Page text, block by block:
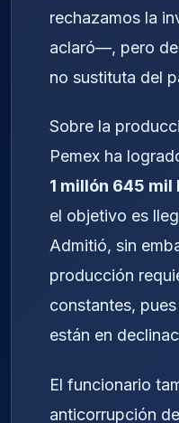
rechazamos la
aclaró—, pero
no sustituta del
Sobre la
Pemex ha
1 millón 645
el objetivo es
Admitió, sin
producción
constantes,
están en
El funcionario
anticorrupción